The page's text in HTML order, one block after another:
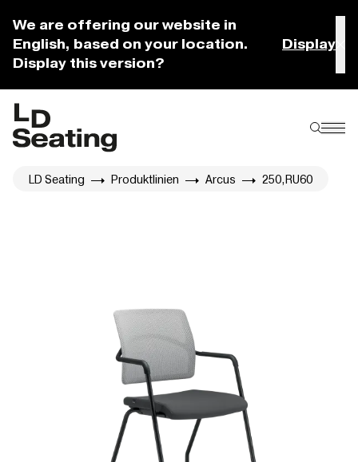
We are offering our website in
English, based on your location.
Display this version?
Display
LD Seating Produktlinien Arcus 250,RU60